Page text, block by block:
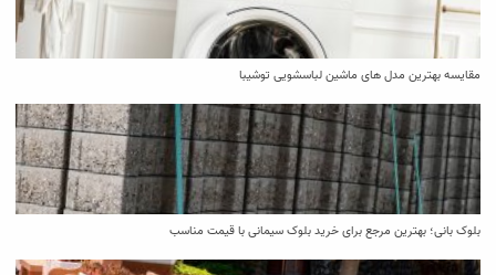
مقایسه بهترین مدل ‌های ماشین لباسشویی توشیبا
بلوک بانی؛ بهترین مرجع برای خرید بلوک سیمانی با قیمت مناسب